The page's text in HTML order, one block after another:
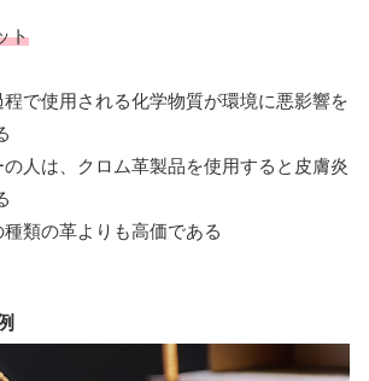
ト
で使用される化学物質が環境に悪影響を
人は、クロム革製品を使用すると皮膚炎
類の革よりも高価である